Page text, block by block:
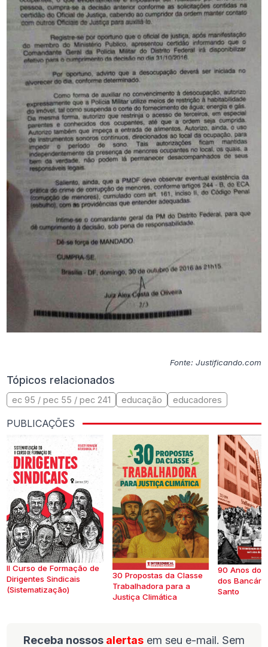
Fonte: Justificando.com
Tópicos relacionados
ec 95 / pec 55 / pec 241 educação educadores
PUBLICAÇÕES
II Curso de Formação de
Dirigentes Sindicais
(Sistematização)
30 Propostas da Classe
Trabalhadora para a
Justiça Climática
90 Anos do
dos
Santo
Receba nossos alertas em seu e-mail. Sem